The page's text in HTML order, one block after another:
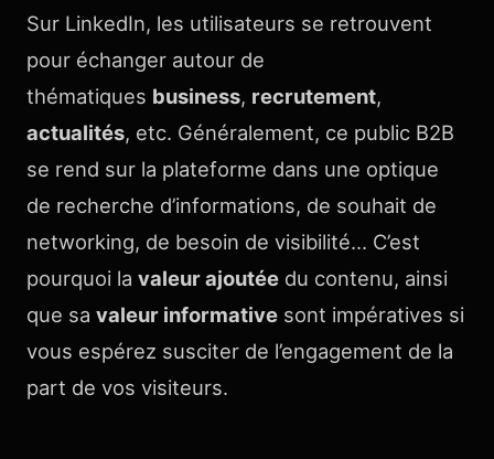
Sur LinkedIn, les utilisateurs se retrouvent
pour échanger autour de
thématiques business, recrutement,
actualités, etc. Généralement, ce public B2B
se rend sur la plateforme dans une optique
de recherche d’informations, de souhait de
networking, de besoin de visibilité… C’est
pourquoi la valeur ajoutée du contenu, ainsi
que sa valeur informative sont impératives si
vous espérez susciter de l’engagement de la
part de vos visiteurs.